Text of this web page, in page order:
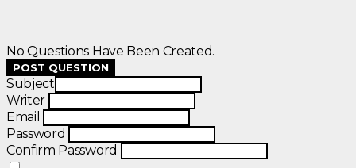
No Questions Have Been Created.
POST QUESTION
Subject
Writer
Email
Password
Confirm Password